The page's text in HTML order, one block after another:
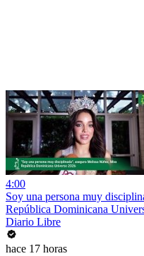
4:00
Soy una persona muy
República Dominicana
Diario Libre
hace 17 horas